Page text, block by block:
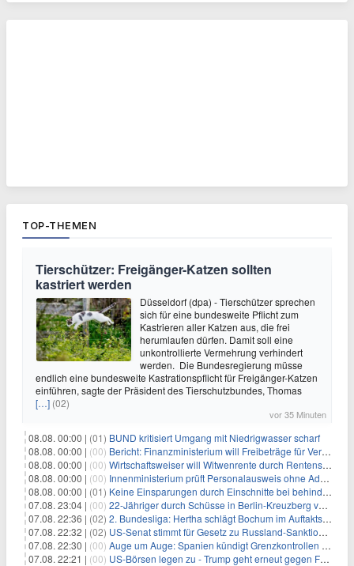
TOP-THEMEN
Tierschützer: Freigänger-Katzen sollten
kastriert werden
Düsseldorf (dpa) - Tierschützer sprechen
sich für eine bundesweite Pflicht zum
Kastrieren aller Katzen aus, die frei
herumlaufen dürfen. Damit soll eine
unkontrollierte Vermehrung verhindert
werden. Die Bundesregierung müsse
endlich eine bundesweite Kastrationspflicht für Freigänger-Katzen
einführen, sagte der Präsident des Tierschutzbundes, Thomas
[…] (02)
vor 35 Minuten
08.08. 00:00 | (01) BUND kritisiert Umgang mit Niedrigwasser scharf
08.08. 00:00 | (00) Bericht: Finanzministerium will Freibeträge für Vereine senken
08.08. 00:00 | (00) Wirtschaftsweiser will Witwenrente durch Rentensplitting ersetzen
08.08. 00:00 | (00) Innenministerium prüft Personalausweis ohne Adresse
08.08. 00:00 | (01) Keine Einsparungen durch Einschnitte bei behinderten Kindern
07.08. 23:04 | (00) 22-Jähriger durch Schüsse in Berlin-Kreuzberg verletzt
07.08. 22:36 | (02) 2. Bundesliga: Hertha schlägt Bochum im Auftaktspiel
07.08. 22:32 | (02) US-Senat stimmt für Gesetz zu Russland-Sanktionen
07.08. 22:30 | (00) Auge um Auge: Spanien kündigt Grenzkontrollen zu Italien an
07.08. 22:21 | (00) US-Börsen legen zu - Trump geht erneut gegen Fed-Gouverneurin vor